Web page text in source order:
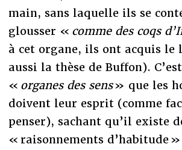
main, sans laquelle ils se
glousser « comme des coqs
à cet organe, ils ont acquis le
aussi la thèse de Buffon).
« organes des sens» que les
doivent leur esprit (comme
penser), sachant qu’il existe
« raisonnements d’habitude